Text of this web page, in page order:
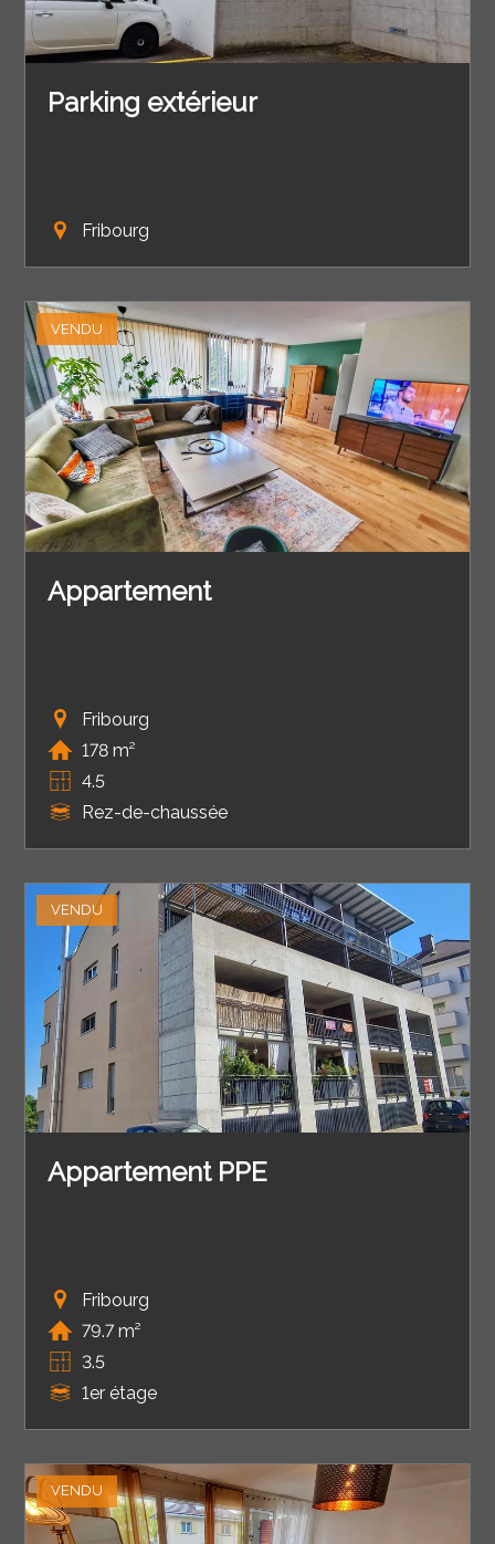
Parking extérieur
Fribourg
VENDU
Appartement
Fribourg
178 m²
4.5
Rez-de-chaussée
VENDU
Appartement PPE
Fribourg
79.7 m²
3.5
1er étage
VENDU